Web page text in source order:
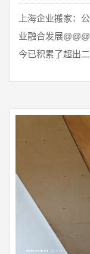
上海企业搬家：
业融合发展
今已积累了超出
场容量从2014年
人民币，年复合
业市场容量将以
费理念升级逐步